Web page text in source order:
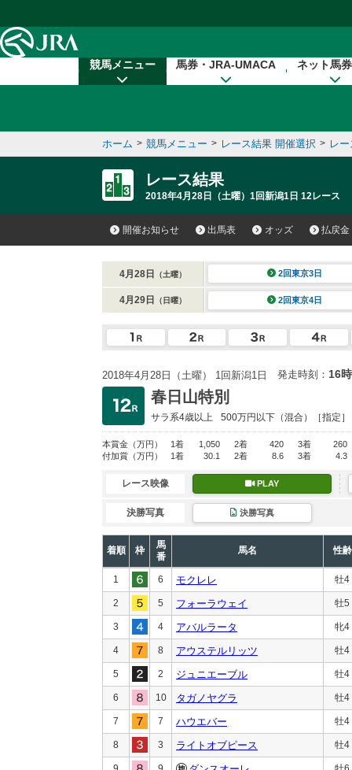
競馬メニュー 馬券・JRA-UMACA ネット馬
ホーム > 競馬メニュー > レース結果 開催選択 > レ
レース結果
2018年4月28日（土曜）1回新潟1日 12レース
開催お知らせ 出馬表 オッズ 払戻金
4月28日 （土曜） 2回東京3日
4月29日 （日曜） 2回東京4日
2018年4月28日（土曜） 1回新潟1日 発走時刻： 16
春日山特別
サラ系4歳以上 500万円以下 （混合）［指定］
本賞金 （万円） 1着 1,050 2着 420 3着
260
付加賞 （万円） 1着 30.1 2着 8.6 3着 4.3
レース映像 PLAY
決勝写真 決勝写真
着順 枠
馬
番
馬名 性齢
1 6 モクレレ 牡4
2 5 フォーラウェイ 牡5
3 4 アバルラータ 牝4
4 8 アウステルリッツ 牡4
5 2 ジュニエーブル 牡4
6 10 タガノヤグラ 牡4
7 7 ハウエバー 牡4
8 3 ライトオブピース 牡4